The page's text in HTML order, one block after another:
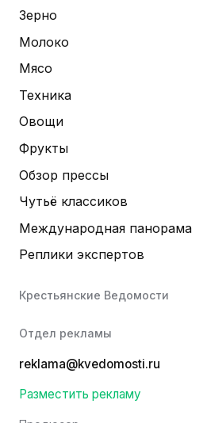
Зерно
Молоко
Мясо
Техника
Овощи
Фрукты
Обзор прессы
Чутьё классиков
Международная панорама
Реплики экспертов
Крестьянские Ведомости
Отдел рекламы
reklama@kvedomosti.ru
Разместить рекламу